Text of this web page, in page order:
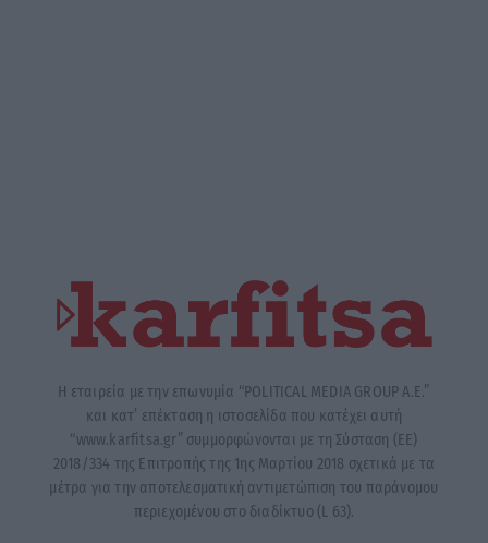
Η εταιρεία με την επωνυμία “POLITICAL MEDIA GROUP A.E.”
και κατ’ επέκταση η ιστοσελίδα που κατέχει αυτή
“www.karfitsa.gr” συμμορφώνονται με τη Σύσταση (ΕΕ)
2018/334 της Επιτροπής της 1ης Μαρτίου 2018 σχετικά με τα
μέτρα για την αποτελεσματική αντιμετώπιση του παράνομου
περιεχομένου στο διαδίκτυο (L 63).